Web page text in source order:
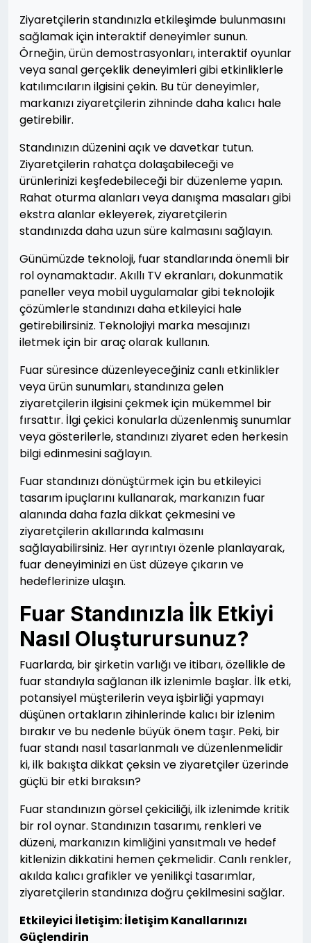
Ziyaretçilerin standınızla etkileşimde bulunmasını
sağlamak için interaktif deneyimler sunun.
Örneğin, ürün demostrasyonları, interaktif oyunlar
veya sanal gerçeklik deneyimleri gibi etkinliklerle
katılımcıların ilgisini çekin. Bu tür deneyimler,
markanızı ziyaretçilerin zihninde daha kalıcı hale
getirebilir.
Standınızın düzenini açık ve davetkar tutun.
Ziyaretçilerin rahatça dolaşabileceği ve
ürünlerinizi keşfedebileceği bir düzenleme yapın.
Rahat oturma alanları veya danışma masaları gibi
ekstra alanlar ekleyerek, ziyaretçilerin
standınızda daha uzun süre kalmasını sağlayın.
Günümüzde teknoloji, fuar standlarında önemli bir
rol oynamaktadır. Akıllı TV ekranları, dokunmatik
paneller veya mobil uygulamalar gibi teknolojik
çözümlerle standınızı daha etkileyici hale
getirebilirsiniz. Teknolojiyi marka mesajınızı
iletmek için bir araç olarak kullanın.
Fuar süresince düzenleyeceğiniz canlı etkinlikler
veya ürün sunumları, standınıza gelen
ziyaretçilerin ilgisini çekmek için mükemmel bir
fırsattır. İlgi çekici konularla düzenlenmiş sunumlar
veya gösterilerle, standınızı ziyaret eden herkesin
bilgi edinmesini sağlayın.
Fuar standınızı dönüştürmek için bu etkileyici
tasarım ipuçlarını kullanarak, markanızın fuar
alanında daha fazla dikkat çekmesini ve
ziyaretçilerin akıllarında kalmasını
sağlayabilirsiniz. Her ayrıntıyı özenle planlayarak,
fuar deneyiminizi en üst düzeye çıkarın ve
hedeflerinize ulaşın.
Fuar Standınızla İlk Etkiyi
Nasıl Oluşturursunuz?
Fuarlarda, bir şirketin varlığı ve itibarı, özellikle de
fuar standıyla sağlanan ilk izlenimle başlar. İlk etki,
potansiyel müşterilerin veya işbirliği yapmayı
düşünen ortakların zihinlerinde kalıcı bir izlenim
bırakır ve bu nedenle büyük önem taşır. Peki, bir
fuar standı nasıl tasarlanmalı ve düzenlenmelidir
ki, ilk bakışta dikkat çeksin ve ziyaretçiler üzerinde
güçlü bir etki bıraksın?
Fuar standınızın görsel çekiciliği, ilk izlenimde kritik
bir rol oynar. Standınızın tasarımı, renkleri ve
düzeni, markanızın kimliğini yansıtmalı ve hedef
kitlenizin dikkatini hemen çekmelidir. Canlı renkler,
akılda kalıcı grafikler ve yenilikçi tasarımlar,
ziyaretçilerin standınıza doğru çekilmesini sağlar.
Etkileyici İletişim: İletişim Kanallarınızı
Güçlendirin